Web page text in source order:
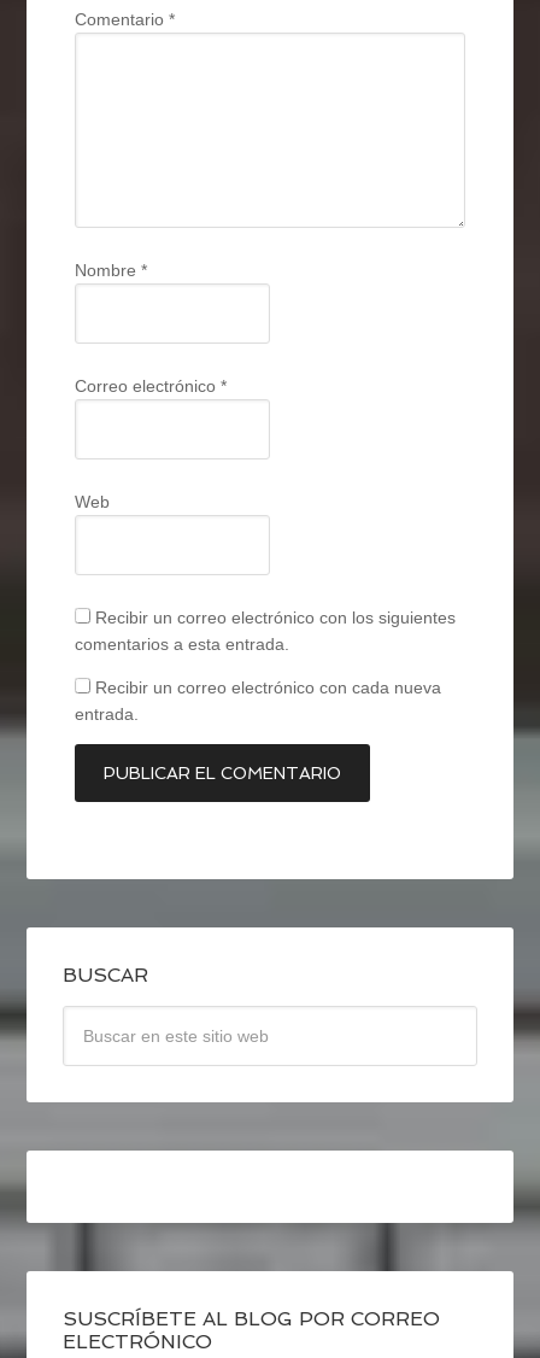
Comentario*
Nombre*
Correo electrónico*
Web
Recibir un correo electrónico con los siguientes
comentarios a esta entrada.
Recibir un correo electrónico con cada nueva
entrada.
BUSCAR
SUSCRÍBETE AL BLOG POR CORREO
ELECTRÓNICO